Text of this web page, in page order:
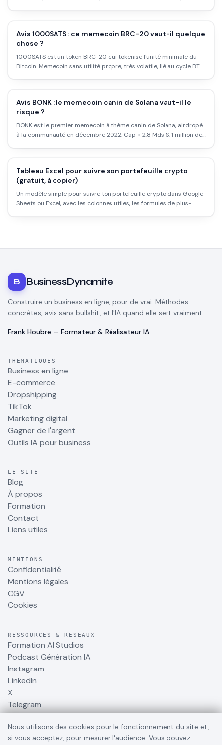
Avis 1000SATS : ce memecoin BRC-20 vaut-il quelque
chose ?
1000SATS est un token BRC-20 qui tokenise l'unité minimale du
Bitcoin. Memecoin sans utilité propre, très volatile, lié au cycle BTC.
Avis BONK : le memecoin canin de Solana vaut-il le
risque ?
BONK est le premier memecoin à thème canin de Solana, airdropé
à la communauté en décembre 2022. Cap > 2,8 Mds $, 1 million de
Tableau Excel pour suivre son portefeuille crypto
(gratuit, à copier)
Un modèle simple pour suivre ton portefeuille crypto dans Google
Sheets ou Excel, avec les colonnes utiles, les formules de plus-
B BusinessDynamite
Construire un business en ligne, pour de vrai. Méthodes
concrètes, avis sans bullshit, et l'IA quand elle sert vraiment.
Frank Houbre — Formateur & Réalisateur IA
THÉMATIQUES
Business en ligne
E-commerce
Dropshipping
TikTok
Marketing digital
Gagner de l'argent
Outils IA pour business
LE SITE
Blog
À propos
Formation
Contact
Liens utiles
MENTIONS
Confidentialité
Mentions légales
CGV
Cookies
RESSOURCES & RÉSEAUX
Formation AI Studios
Podcast Génération IA
Instagram
LinkedIn
X
Telegram
Nous utilisons des cookies pour le fonctionnement du site et,
si vous acceptez, pour mesurer l'audience. Vous pouvez